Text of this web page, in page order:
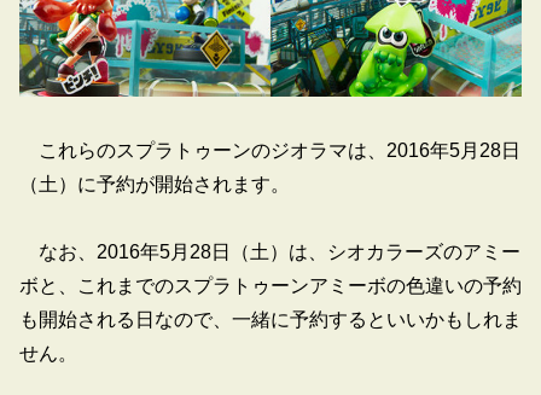
これらのスプラトゥーンのジオラマは、2016年5月28日
（土）に予約が開始されます。
なお、2016年5月28日（土）は、シオカラーズのアミー
ボと、これまでのスプラトゥーンアミーボの色違いの予約
も開始される日なので、一緒に予約するといいかもしれま
せん。